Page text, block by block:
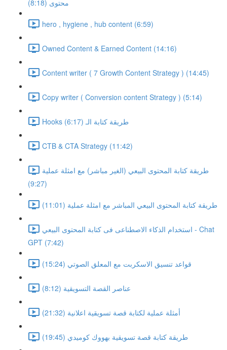
محتوى (8:18)
hero , hygiene , hub content (6:59)
Owned Content & Earned Content (14:16)
Content writer ( 7 Growth Content Strategy ) (14:45)
Copy writer ( Conversion content Strategy ) (5:14)
Hooks طريقة كتابة الـ (6:17)
CTB & CTA Strategy (11:42)
طريقة كتابة المحتوى البيعي (الغير مباشر) مع امثلة عملية
(9:27)
طريقة كتابة المحتوى البيعي المباشر مع امثلة عملية (11:01)
استخدام الذكاء الاصطناعى فى كتابة المحتوى البيعي - Chat
GPT (7:42)
قواعد تنسيق الاسكربت مع المعلق الصوتي (15:24)
عناصر القصة التسويقية (8:12)
أمثلة عملية لكتابة قصة تسويقية اعلانية (21:32)
طريقة كتابة قصة تسويقية بهووك كوميدي (19:45)